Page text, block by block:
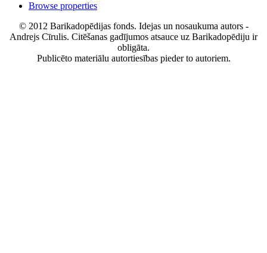
Browse properties
© 2012 Barikadopēdijas fonds. Idejas un nosaukuma autors -
Andrejs Cīrulis. Citēšanas gadījumos atsauce uz Barikadopēdiju ir
obligāta.
Publicēto materiālu autortiesības pieder to autoriem.